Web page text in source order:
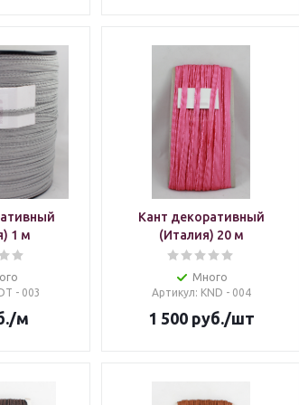
1 м
- 003
/м
Кант декоративный
(Италия) 20 м
Много
Артикул: KND - 004
1 500руб./шт